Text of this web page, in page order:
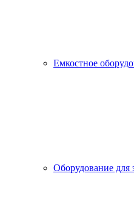
Емкостное
Оборудование для